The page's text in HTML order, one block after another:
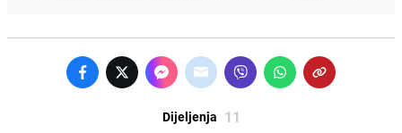
Dijeljenja 11